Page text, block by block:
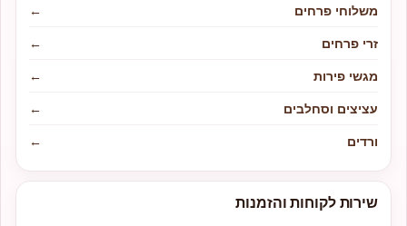
משלוחי פרחים
←
זרי פרחים
←
מגשי פירות
←
עציצים וסחלבים
←
ורדים
←
שירות לקוחות והזמנות